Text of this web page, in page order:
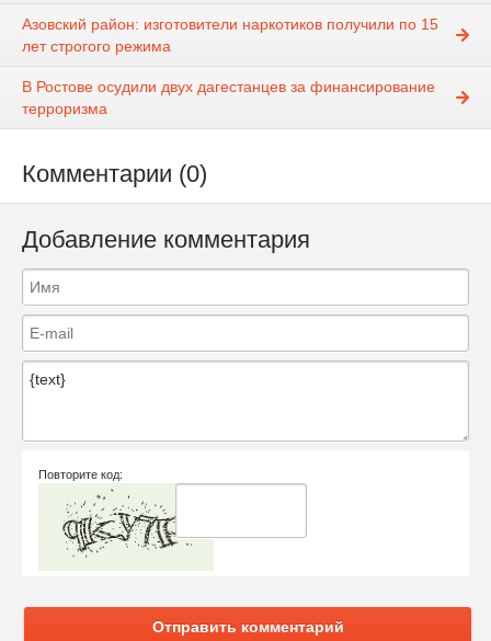
Азовский район: изготовители наркотиков получили по 15
лет строгого режима
В Ростове осудили двух дагестанцев за финансирование
терроризма
Комментарии (0)
Добавление комментария
Повторите код:
Отправить комментарий